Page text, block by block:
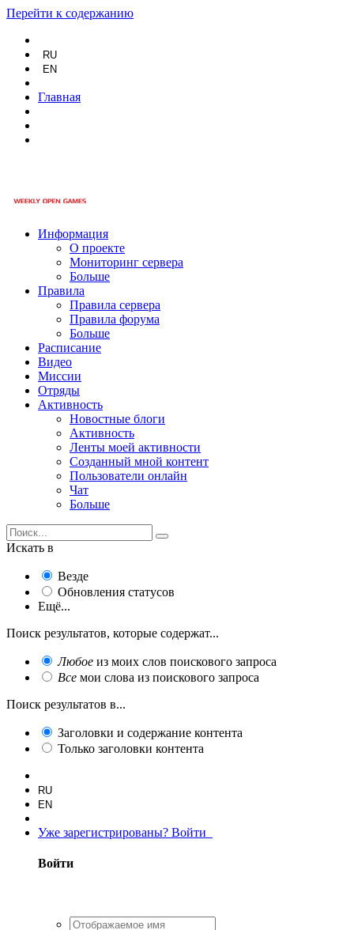
Перейти к содержанию
RU
EN
Главная
Информация
О проекте
Мониторинг сервера
Больше
Правила
Правила сервера
Правила форума
Больше
Расписание
Видео
Миссии
Отряды
Активность
Новостные блоги
Активность
Ленты моей активности
Созданный мной контент
Пользователи онлайн
Чат
Больше
Искать в
Везде
Обновления статусов
Ещё...
Поиск результатов, которые содержат...
Любое из моих слов поискового запроса
Все мои слова из поискового запроса
Поиск результатов в...
Заголовки и содержание контента
Только заголовки контента
RU
EN
Уже зарегистрированы? Войти
Войти